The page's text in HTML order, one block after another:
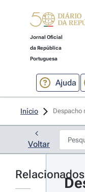
Jornal Oficial
da República
Portuguesa
Ajuda
Início Despacho
Voltar
Relacionados